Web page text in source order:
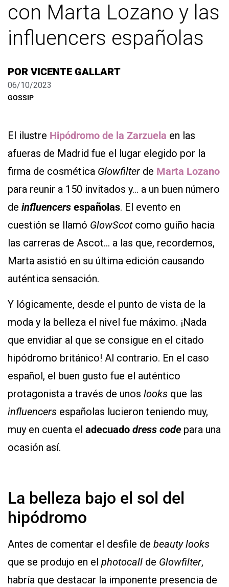
con Marta Lozano y las
influencers españolas
POR VICENTE GALLART
06/10/2023
GOSSIP
El ilustre Hipódromo de la Zarzuela en las
afueras de Madrid fue el lugar elegido por la
firma de cosmética Glowfilter de Marta Lozano
para reunir a 150 invitados y… a un buen número
de influencers españolas. El evento en
cuestión se llamó GlowScotcomo guiño hacia
las carreras de Ascot… a las que, recordemos,
Marta asistió en su última edición causando
auténtica sensación.
Y lógicamente, desde el punto de vista de la
moda y la belleza el nivel fue máximo. ¡Nada
que envidiar al que se consigue en el citado
hipódromo británico! Al contrario. En el caso
español, el buen gusto fue el auténtico
protagonista a través de unos looks que las
influencers españolas lucieron teniendo muy,
muy en cuenta el adecuado dress code para una
ocasión así.
La belleza bajo el sol del
hipódromo
Antes de comentar el desfile de beauty looks
que se produjo en el photocall de Glowfilter,
habría que destacar la imponente presencia de